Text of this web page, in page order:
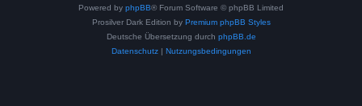
Powered by phpBB® Forum Software © phpBB Limited
Prosilver Dark Edition by Premium phpBB Styles
Deutsche Übersetzung durch phpBB.de
Datenschutz| Nutzungsbedingungen